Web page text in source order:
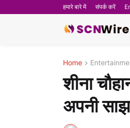
हमारे बारे में संपर्क करें
Home
शीना
अपनी